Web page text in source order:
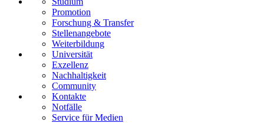
Promotion
Forschung & Transfer
Stellenangebote
Weiterbildung
Universität
Exzellenz
Nachhaltigkeit
Community
Kontakte
Notfälle
Service für Medien